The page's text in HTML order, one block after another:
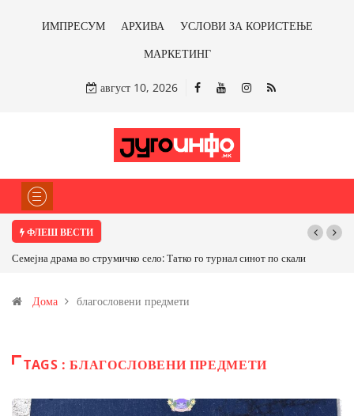
ИМПРЕСУМ АРХИВА
УСЛОВИ ЗА КОРИСТЕЊЕ
МАРКЕТИНГ
август 10, 2026
ФЛЕШ ВЕСТИ
Семејна драма во струмичко село: Татко го турнал синот по скали
Дома благословени предмети
TAGS : БЛАГОСЛОВЕНИ ПРЕДМЕТИ